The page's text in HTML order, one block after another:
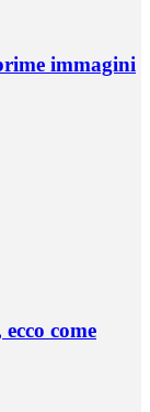
immagini
come